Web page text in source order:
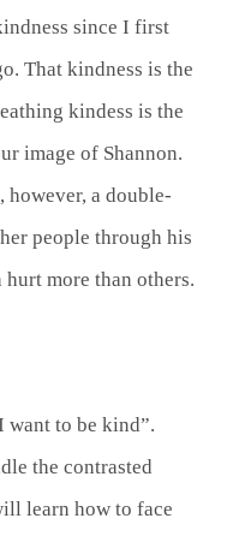
since I first
That kindness is the
kindess is the
image of Shannon.
however, a double-
people through his
hurt more than others.
want to be kind”.
the contrasted
learn how to face